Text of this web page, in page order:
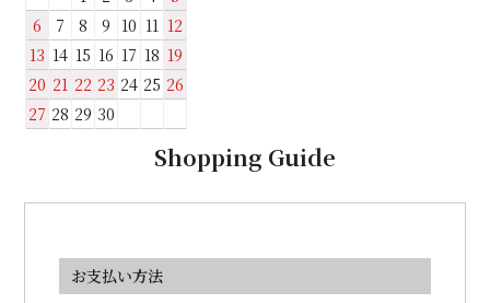
6
7 8 9 10 11 12
13 14 15 16 17 18 19
20 21 22 23 24 25 26
27 28 29 30
Shopping Guide
お支払い方法